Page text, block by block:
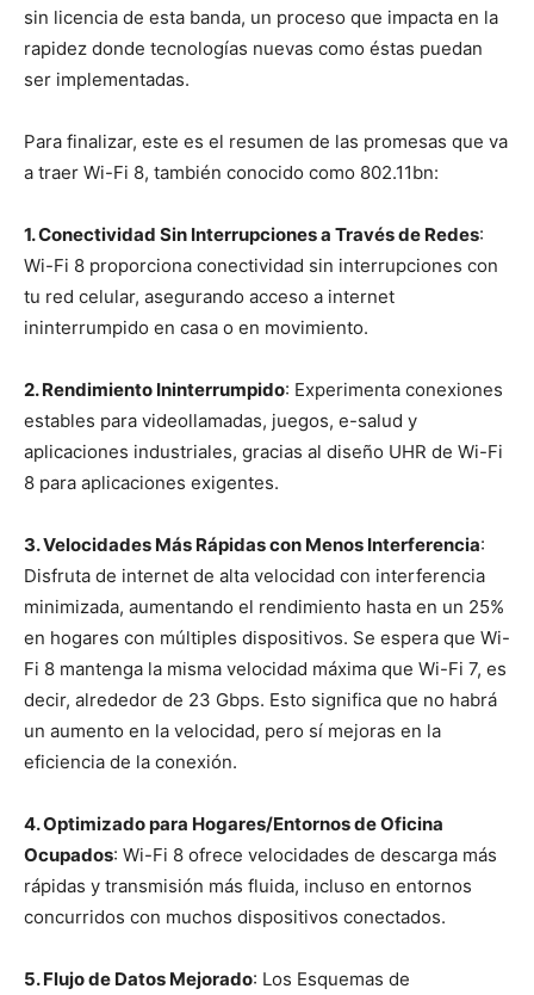
sin licencia de esta banda, un proceso que impacta en la
rapidez donde tecnologías nuevas como éstas puedan
ser implementadas.
Para finalizar, este es el resumen de las promesas que va
a traer Wi-Fi 8, también conocido como 802.11bn:
1. Conectividad Sin Interrupciones a Través de Redes:
Wi-Fi 8 proporciona conectividad sin interrupciones con
tu red celular, asegurando acceso a internet
ininterrumpido en casa o en movimiento.
2. Rendimiento Ininterrumpido: Experimenta conexiones
estables para videollamadas, juegos, e-salud y
aplicaciones industriales, gracias al diseño UHR de Wi-Fi
8 para aplicaciones exigentes.
3. Velocidades Más Rápidas con Menos Interferencia:
Disfruta de internet de alta velocidad con interferencia
minimizada, aumentando el rendimiento hasta en un 25%
en hogares con múltiples dispositivos. Se espera que Wi-
Fi 8 mantenga la misma velocidad máxima que Wi-Fi 7, es
decir, alrededor de 23 Gbps. Esto significa que no habrá
un aumento en la velocidad, pero sí mejoras en la
eficiencia de la conexión.
4. Optimizado para Hogares/Entornos de Oficina
Ocupados: Wi-Fi 8 ofrece velocidades de descarga más
rápidas y transmisión más fluida, incluso en entornos
concurridos con muchos dispositivos conectados.
5. Flujo de Datos Mejorado: Los Esquemas de